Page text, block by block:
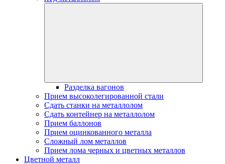
Разделка вагонов
Прием высоколегированной стали
Сдать станки на металлолом
Сдать контейнер на металлолом
Прием баллонов
Прием оцинкованного металла
Сложный лом металлов
Прием лома черных и цветных металлов
Цветной металл